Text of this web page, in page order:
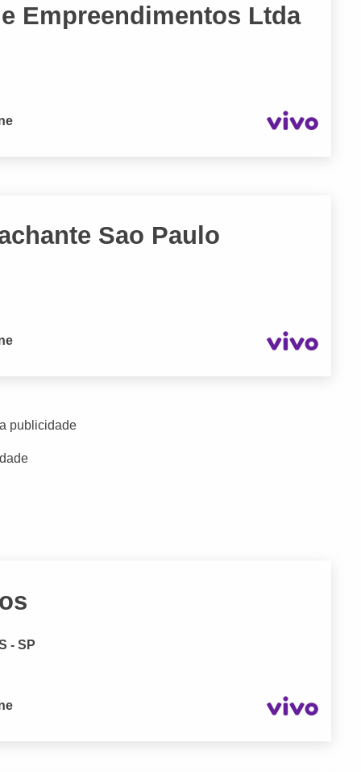
Empreendimentos Ltda
Sao Paulo
publicidade
- SP